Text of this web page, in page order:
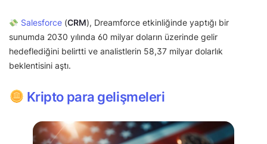
Salesforce(CRM), Dreamforce etkinliğinde yaptığı bir
sunumda 2030 yılında 60 milyar doların üzerinde gelir
hedeflediğini belirtti ve analistlerin 58,37 milyar dolarlık
beklentisini aştı.
Kripto para gelişmeleri